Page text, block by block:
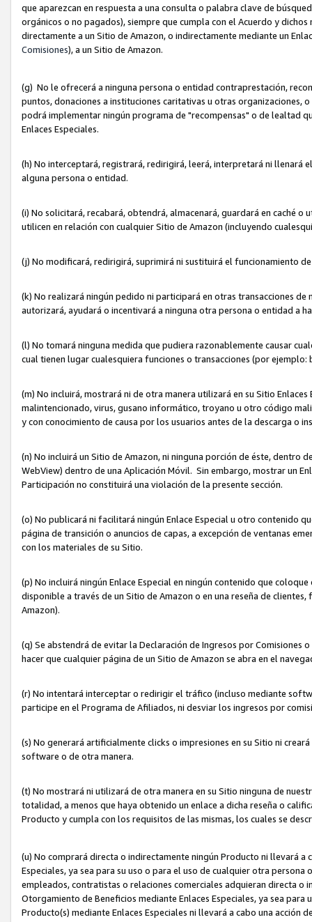
que aparezcan en respuesta a una consulta o palabra clave de
orgánicos o no pagados), siempre que cumpla con el Acuerdo y
directamente a un Sitio de Amazon, o indirectamente mediante un
Comisiones), a un Sitio de Amazon.
(g) No le ofrecerá a ninguna persona o entidad contraprestación,
puntos, donaciones a instituciones caritativas u otras organizaciones,
podrá implementar ningún programa de "recompensas" o de lealtad
Enlaces Especiales.
(h) No interceptará, registrará, redirigirá, leerá, interpretará ni
alguna persona o entidad.
(i) No solicitará, recabará, obtendrá, almacenará, guardará en caché
utilicen en relación con cualquier Sitio de Amazon (incluyendo
(j) No modificará, redirigirá, suprimirá ni sustituirá el funcionamiento
(k) No realizará ningún pedido ni participará en otras transacciones
autorizará, ayudará o incentivará a ninguna otra persona o entidad a
(l) No tomará ninguna medida que pudiera razonablemente causar
cual tienen lugar cualesquiera funciones o transacciones (por
(m) No incluirá, mostrará ni de otra manera utilizará en su Sitio
malintencionado, virus, gusano informático, troyano u otro código
y con conocimiento de causa por los usuarios antes de la descarga
(n) No incluirá un Sitio de Amazon, ni ninguna porción de éste,
WebView) dentro de una Aplicación Móvil. Sin embargo, mostrar un
Participación no constituirá una violación de la presente sección.
(o) No publicará ni facilitará ningún Enlace Especial u otro contenido
página de transición o anuncios de capas, a excepción de ventanas
con los materiales de su Sitio.
(p) No incluirá ningún Enlace Especial en ningún contenido que
disponible a través de un Sitio de Amazon o en una reseña de
Amazon).
(q) Se abstendrá de evitar la Declaración de Ingresos por
hacer que cualquier página de un Sitio de Amazon se abra en el
(r) No intentará interceptar o redirigir el tráfico (incluso mediante
participe en el Programa de Afiliados, ni desviar los ingresos por
(s) No generará artificialmente clicks o impresiones en su Sitio ni
software o de otra manera.
(t) No mostrará ni utilizará de otra manera en su Sitio ninguna de
totalidad, a menos que haya obtenido un enlace a dicha reseña o
Producto y cumpla con los requisitos de las mismas, los cuales se
(u) No comprará directa o indirectamente ningún Producto ni llevará a
Especiales, ya sea para su uso o para el uso de cualquier otra
empleados, contratistas o relaciones comerciales adquieran directa o
Otorgamiento de Beneficios mediante Enlaces Especiales, ya sea
Producto(s) mediante Enlaces Especiales ni llevará a cabo una